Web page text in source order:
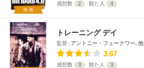
映画
感想数 2 観た人 4
トレーニング デイ
監督 アントニー・フュークワー､他
3.67
感想数 3 観た人 3